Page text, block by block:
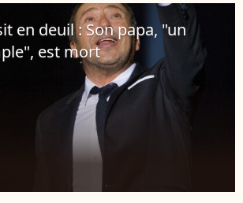
journal "Le Parisien" du 4 juin...
en deuil : Son papa, "un
est mort